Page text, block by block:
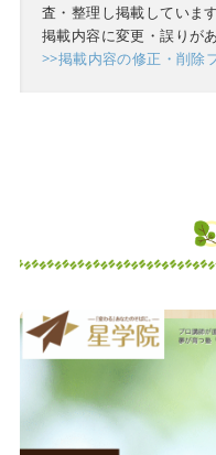
査・整理し掲載しています
掲載内容に変更・誤りが
>>掲載内容の修正・削除